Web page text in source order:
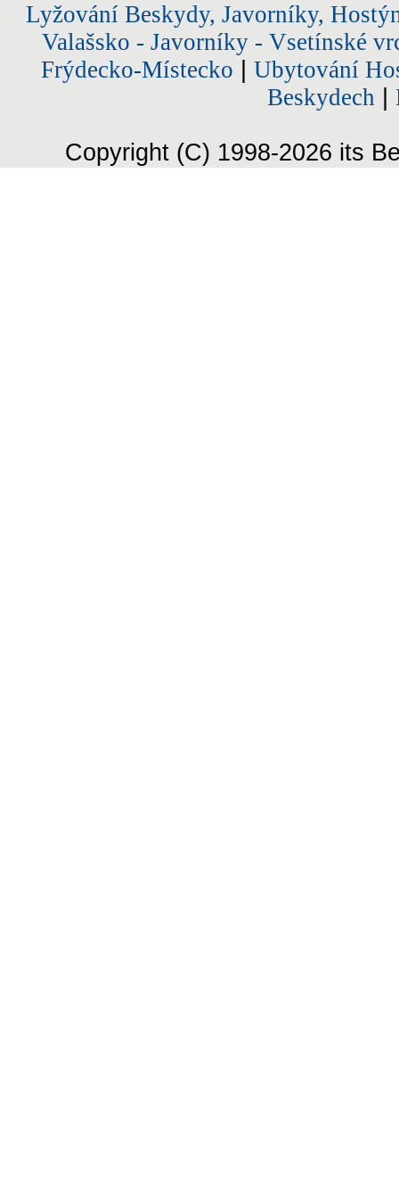
Lyžování Beskydy, Javorníky,
Valašsko - Javorníky - Vsetínské
Frýdecko-Místecko
Ubytování
Beskydech
Copyright (C) 1998-2026 its